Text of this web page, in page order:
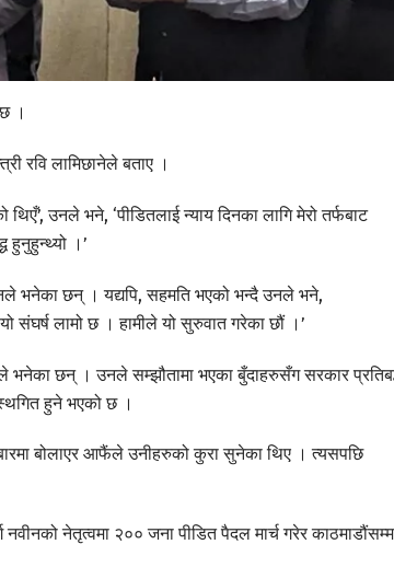
।
रवि लामिछानेले बताए ।
उनले भने, ‘पीडितलाई न्याय दिनका लागि मेरो तर्फबाट
हुनुहुन्थ्यो ।’
भनेका छन् । यद्यपि, सहमति भएको भन्दै उनले भने,
संघर्ष लामो छ । हामीले यो सुरुवात गरेका छौं ।’
भनेका छन् । उनले सम्झौतामा भएका बुँदाहरुसँग सरकार
हुने भएको छ ।
बोलाएर आफैंले उनीहरुको कुरा सुनेका थिए । त्यसपछि
नवीनको नेतृत्वमा २०० जना पीडित पैदल मार्च गरेर काठमाडौंसम्म